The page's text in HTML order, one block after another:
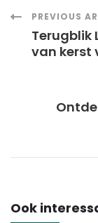
Post
PREVIOUS
Terugblik
van kerst
Ook